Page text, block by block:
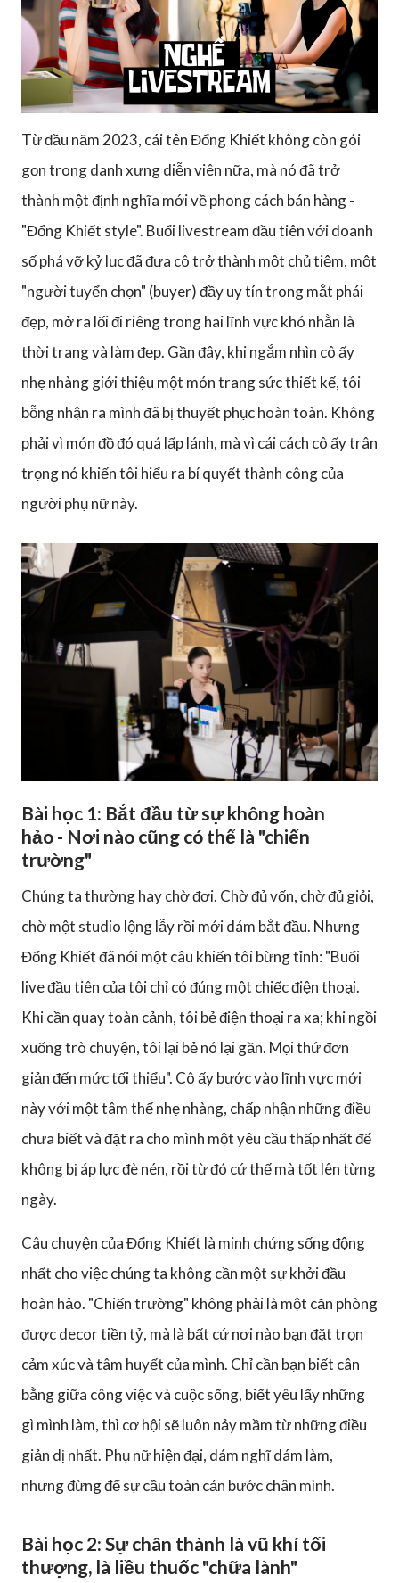
Từ đầu năm 2023, cái tên Đổng Khiết không còn gói
gọn trong danh xưng diễn viên nữa, mà nó đã trở
thành một định nghĩa mới về phong cách bán hàng -
"Đổng Khiết style". Buổi livestream đầu tiên với doanh
số phá vỡ kỷ lục đã đưa cô trở thành một chủ tiệm, một
"người tuyển chọn" (buyer) đầy uy tín trong mắt phái
đẹp, mở ra lối đi riêng trong hai lĩnh vực khó nhằn là
thời trang và làm đẹp. Gần đây, khi ngắm nhìn cô ấy
nhẹ nhàng giới thiệu một món trang sức thiết kế, tôi
bỗng nhận ra mình đã bị thuyết phục hoàn toàn. Không
phải vì món đồ đó quá lấp lánh, mà vì cái cách cô ấy trân
trọng nó khiến tôi hiểu ra bí quyết thành công của
người phụ nữ này.
Bài học 1: Bắt đầu từ sự không hoàn
hảo - Nơi nào cũng có thể là "chiến
trường"
Chúng ta thường hay chờ đợi. Chờ đủ vốn, chờ đủ giỏi,
chờ một studio lộng lẫy rồi mới dám bắt đầu. Nhưng
Đổng Khiết đã nói một câu khiến tôi bừng tỉnh: "Buổi
live đầu tiên của tôi chỉ có đúng một chiếc điện thoại.
Khi cần quay toàn cảnh, tôi bẻ điện thoại ra xa; khi ngồi
xuống trò chuyện, tôi lại bẻ nó lại gần. Mọi thứ đơn
giản đến mức tối thiểu". Cô ấy bước vào lĩnh vực mới
này với một tâm thế nhẹ nhàng, chấp nhận những điều
chưa biết và đặt ra cho mình một yêu cầu thấp nhất để
không bị áp lực đè nén, rồi từ đó cứ thế mà tốt lên từng
ngày.
Câu chuyện của Đổng Khiết là minh chứng sống động
nhất cho việc chúng ta không cần một sự khởi đầu
hoàn hảo. "Chiến trường" không phải là một căn phòng
được decor tiền tỷ, mà là bất cứ nơi nào bạn đặt trọn
cảm xúc và tâm huyết của mình. Chỉ cần bạn biết cân
bằng giữa công việc và cuộc sống, biết yêu lấy những
gì mình làm, thì cơ hội sẽ luôn nảy mầm từ những điều
giản dị nhất. Phụ nữ hiện đại, dám nghĩ dám làm,
nhưng đừng để sự cầu toàn cản bước chân mình.
Bài học 2: Sự chân thành là vũ khí tối
thượng, là liều thuốc "chữa lành"